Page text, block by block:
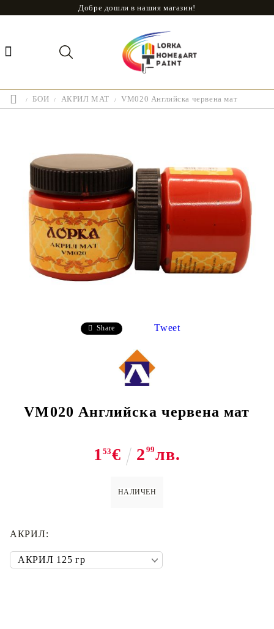
Добре дошли в нашия магазин!
БОИ АКРИЛ МАТ VM020 Английска червена мат
Share Tweet
VM020 Английска червена мат
153€ 2 99лв.
НАЛИЧЕН
АКРИЛ: